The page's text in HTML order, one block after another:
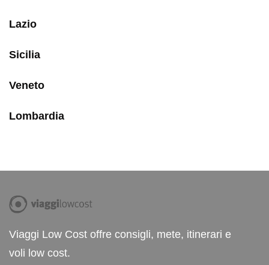
Lazio
Sicilia
Veneto
Lombardia
Viaggi Low Cost offre consigli, mete, itinerari e
voli low cost.